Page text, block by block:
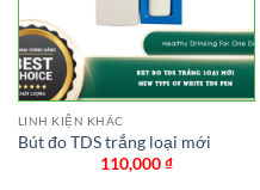
LINH KIỆN KHÁC
Bút đo TDS trắng loại mới
110,000₫